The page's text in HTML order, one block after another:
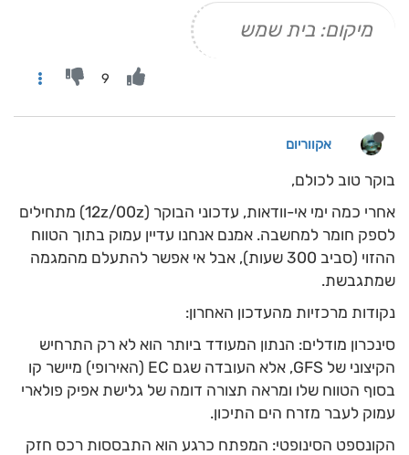
מיקום: בית שמש
9
אקווריום
בוקר טוב לכולם,
אחרי כמה ימי אי-וודאות, עדכוני הבוקר (12z/00z) מתחילים
לספק חומר למחשבה. אמנם אנחנו עדיין עמוק בתוך הטווח
ההזוי (סביב 300 שעות), אבל אי אפשר להתעלם מהמגמה
שמתגבשת.
נקודות מרכזיות מהעדכון האחרון:
סינכרון מודלים: הנתון המעודד ביותר הוא לא רק התרחיש
הקיצוני של GFS, אלא העובדה שגם EC (האירופי) מיישר קו
בסוף הטווח שלו ומראה תצורה דומה של גלישת אפיק פולארי
עמוק לעבר מזרח הים התיכון.
הקונספט הסינופטי: המפתח כרגע הוא התבססות רכס חזק